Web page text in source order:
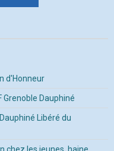
d'Honneur
Grenoble Dauphiné
Libéré du
chez les jeunes, haine